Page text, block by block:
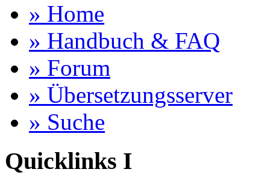
» Home
» Handbuch & FAQ
» Forum
» Übersetzungsserver
» Suche
Quicklinks I